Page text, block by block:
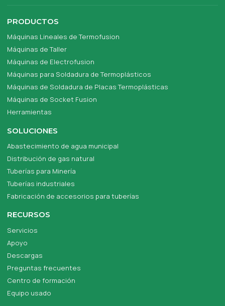
PRODUCTOS
Máquinas Lineales de Termofusion
Máquinas de Taller
Máquinas de Electrofusion
Máquinas para Soldadura de Termoplásticos
Máquinas de Soldadura de Placas Termoplásticas
Máquinas de Socket Fusion
Herramientas
SOLUCIONES
Abastecimiento de agua municipal
Distribución de gas natural
Tuberías para Minería
Tuberías industriales
Fabricación de accesorios para tuberías
RECURSOS
Servicios
Apoyo
Descargas
Preguntas frecuentes
Centro de formación
Equipo usado